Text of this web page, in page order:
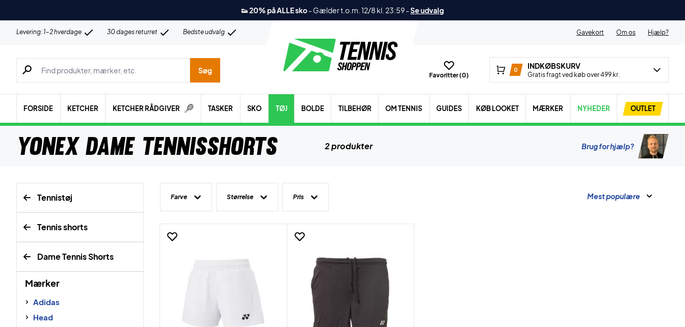
👟 20% på ALLE sko- Gælder t.o.m. 12/8 kl. 23:59-Se udvalg
Levering: 1-2 hverdage 30 dages returret Bedste udvalg Gavekort Om os Hjælp?
Søg efter produkter, mærker etc.
Søg
Favoritter (0)
0 INDKØBSKURV
Gratis fragt ved køb over 499 kr.
FORSIDE KETCHER KETCHER RÅDGIVER TASKER SKO TØJ BOLDE TILBEHØR OM TENNIS GUIDES KØB LOOKET MÆRKER NYHEDER OUTLET
Yonex Dame Tennisshorts 2 produkter Brug for hjælp?
Tennistøj
Tennis shorts
Dame Tennis Shorts
Mærker
Adidas
Head
Farve Størrelse Pris Mest populære